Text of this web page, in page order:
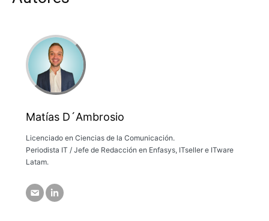
Matías D´Ambrosio
Licenciado en Ciencias de la Comunicación.
Periodista IT / Jefe de Redacción en Enfasys, ITseller e ITware
Latam.